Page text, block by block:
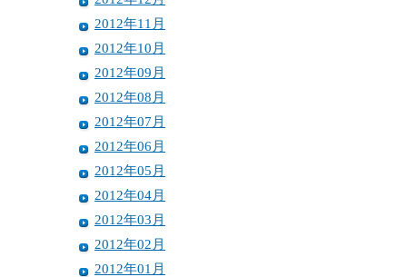
2012年11月
2012年10月
2012年09月
2012年08月
2012年07月
2012年06月
2012年05月
2012年04月
2012年03月
2012年02月
2012年01月